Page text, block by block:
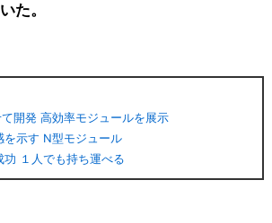
た。
開発 高効率モジュールを展示
を示す N型モジュール
１人でも持ち運べる